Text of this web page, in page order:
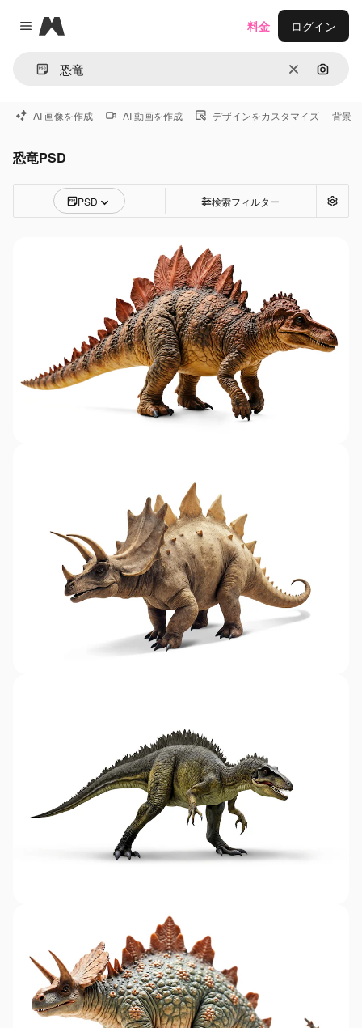
Close menu
Magnific
消去 画像で
料金 ログイン
AI 画像を作成 AI 動画を作成 デザインをカスタマイズ 背景
恐竜PSD
PSD 検索フィルター